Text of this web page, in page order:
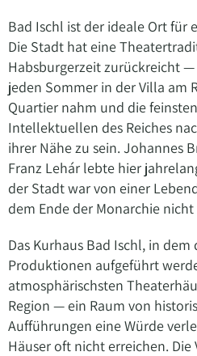
Bad Ischl ist der ideale Ort für
Die Stadt hat eine
Habsburgerzeit zurückreicht
jeden Sommer in der Villa am
Quartier nahm und die
Intellektuellen des Reiches
ihrer Nähe zu sein. Johannes
Franz Lehár lebte hier
der Stadt war von einer
dem Ende der Monarchie
Das Kurhaus Bad Ischl, in
Produktionen aufgeführt
atmosphärischsten
Region — ein Raum von
Aufführungen eine Würde
Häuser oft nicht erreichen. Die